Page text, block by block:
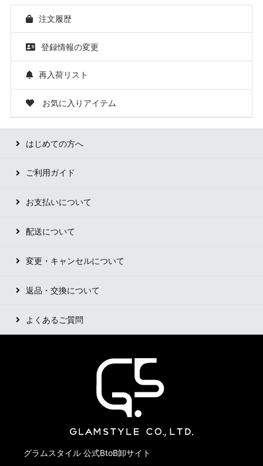
注文履歴
登録情報の変更
再入荷リスト
お気に入りアイテム
はじめての方へ
ご利用ガイド
お支払いについて
配送について
変更・キャンセルについて
返品・交換について
よくあるご質問
グラムスタイル 公式BtoB卸サイト